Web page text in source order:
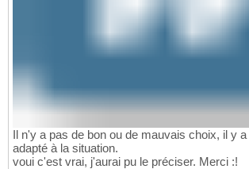
Il n'y a pas de bon ou de mauvais choix, il y
adapté à la situation.
voui c'est vrai, j'aurai pu le préciser. Merci :!